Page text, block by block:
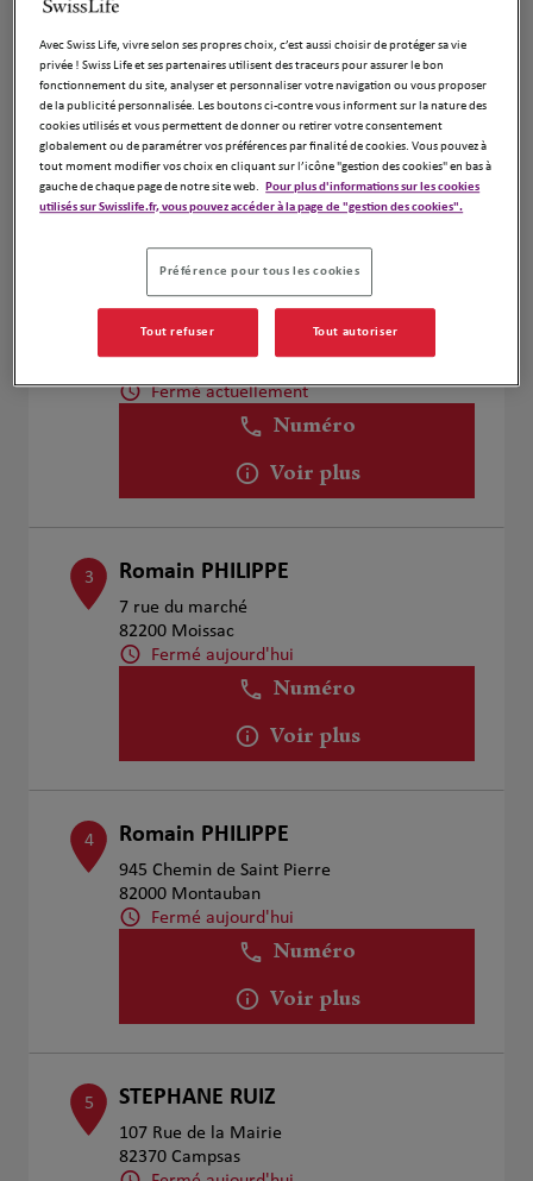
44 Route Du château d'eau
82350 Albias
Fermé aujourd'hui
Ouvert sur rdv 08:00 - 18:00
Numéro
Voir plus
Guylène BRUN
Fermé actuellement
Numéro
Voir plus
3 Romain PHILIPPE
7 rue du marché
82200 Moissac
Fermé aujourd'hui
Numéro
Voir plus
4 Romain PHILIPPE
945 Chemin de Saint Pierre
82000 Montauban
Fermé aujourd'hui
Numéro
Voir plus
5 STEPHANE RUIZ
107 Rue de la Mairie
82370 Campsas
Avec Swiss Life, vivre selon ses propres choix, c’est aussi choisir de protéger sa vie
privée ! Swiss Life et ses partenaires utilisent des traceurs pour assurer le bon
fonctionnement du site, analyser et personnaliser votre navigation ou vous proposer
de la publicité personnalisée. Les boutons ci-contre vous informent sur la nature des
cookies utilisés et vous permettent de donner ou retirer votre consentement
globalement ou de paramétrer vos préférences par finalité de cookies. Vous pouvez à
tout moment modifier vos choix en cliquant sur l’icône "gestion des cookies" en bas à
gauche de chaque page de notre site web. Pour plus d'informations sur les cookies
utilisés sur Swisslife.fr, vous pouvez accéder à la page de "gestion des cookies".
Préférence pour tous les cookies
Tout refuser Tout autoriser